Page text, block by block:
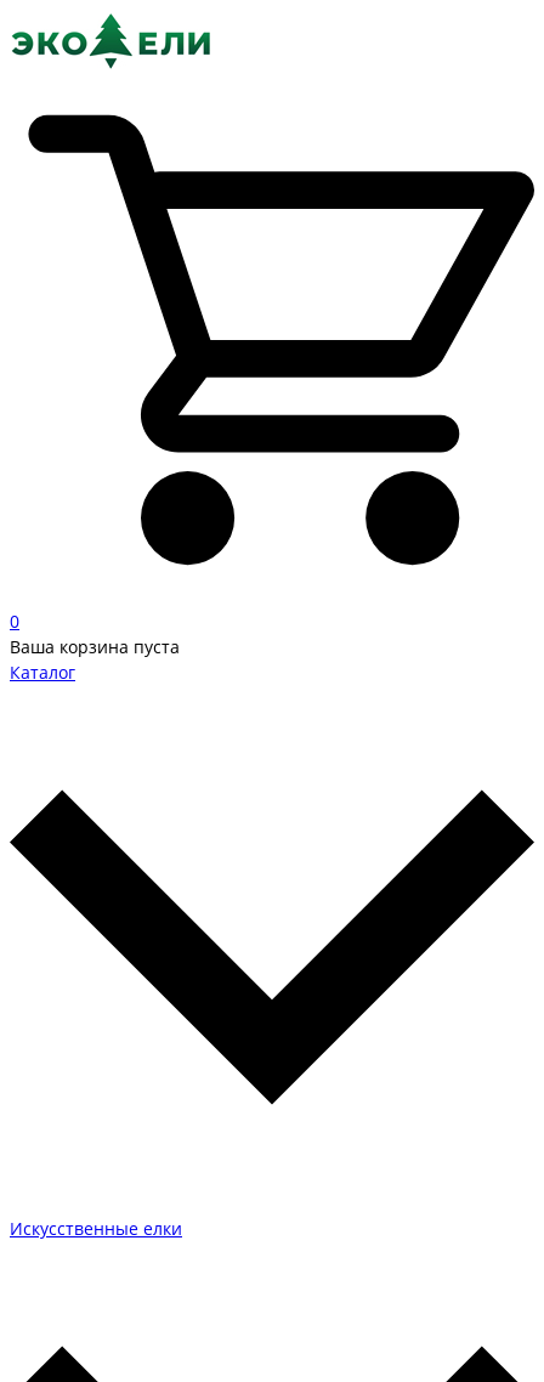
0
Ваша корзина пуста
Каталог
Искусственные елки